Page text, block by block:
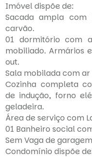
Imóvel dispõe de:
Sacada ampla com
carvão.
01 dormitório com
mobiliado. Armários
out.
Sala mobilada com
Cozinha completa
de indução, forno
geladeira.
Área de serviço com
01 Banheiro social
Sem Vaga de garagem
Condomínio dispõe